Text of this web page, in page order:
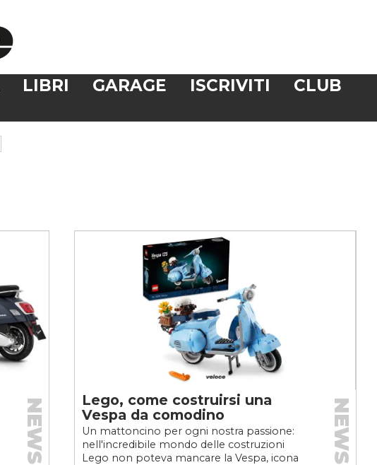
LIBRI GARAGE ISCRIVITI
CLUB
NEWS
Lego, come costruirsi una
Vespa da comodino
Un mattoncino per ogni nostra passione:
nell'incredibile mondo delle costruzioni
Lego non poteva mancare la Vespa, icona
NEWS